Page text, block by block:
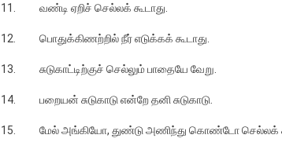
11. வண்டி ஏறிச் செல்லக் கூடாது.
12. பொதுக்கிணற்றில் நீர் எடுக்கக் கூடாது.
13. சுடுகாட்டிற்குச் செல்லும் பாதையே வேறு.
14. பறையன் சுடுகாடு என்றே தனி சுடுகாடு.
15. மேல் அங்கியோ, துண்டு அணிந்து கொண்டோ செல்லக்